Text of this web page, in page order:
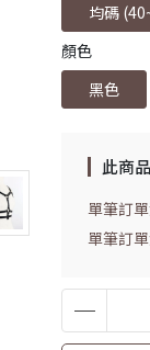
均碼
顏色
黑色
此商
單筆訂
單筆訂